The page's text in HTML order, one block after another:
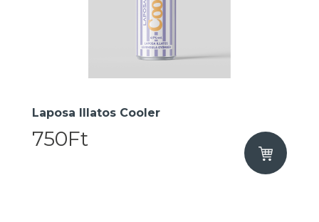
Laposa Illatos Cooler
750Ft